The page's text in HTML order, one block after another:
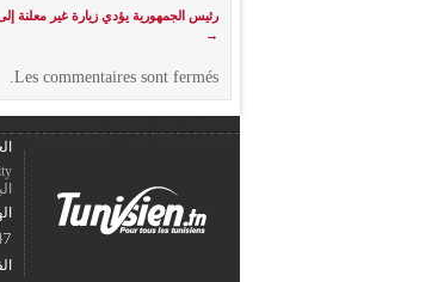
رئيس الجمهورية يؤدي زيارة غير معلنة
→
Les commentaires sont fermés.